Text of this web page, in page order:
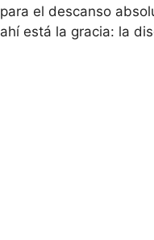
para el descanso
ahí está la gracia: la